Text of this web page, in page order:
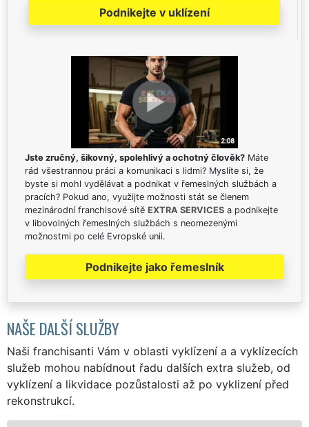
Podnikejte v uklízení
Jste zručný, šikovný, spolehlivý a ochotný člověk? Máte
rád všestrannou práci a komunikaci s lidmi? Myslíte si, že
byste si mohl vydělávat a podnikat v řemeslných službách a
pracích? Pokud ano, využijte možnosti stát se členem
mezinárodní franchisové sítě EXTRA SERVICES a podnikejte
v libovolných řemeslných službách s neomezenými
možnostmi po celé Evropské unii.
Podnikejte jako řemeslník
NAŠE DALŠÍ SLUŽBY
Naši franchisanti Vám v oblasti vyklízení a a vyklízecích
služeb mohou nabídnout řadu dalších extra služeb, od
vyklízení a likvidace pozůstalosti až po vyklizení před
rekonstrukcí.